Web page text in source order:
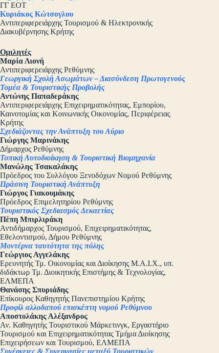
ΓΓ ΕΟΤ
Κυριάκος Κώτσογλου
Αντιπεριφερειάρχης Τουρισμού & Ηλεκτρονικής
Διακυβέρνησης Κρήτης
Ομιλητές
Μαρία Λιονή
Αντιπεριφερειάρχης Ρεθύμνης
Γεωργική Σχολή Ασωμάτων – Διασύνδεση Πρωτογενούς
Τομέα & Τουριστικής Προβολής
Αντώνης Παπαδεράκης
Αντιπεριφερειάρχης Επιχειρηματικότητας, Εμπορίου,
Καινοτομίας και Κοινωνικής Οικονομίας, Περιφέρειας
Κρήτης
Σχεδιάζοντας την Ανάπτυξη του Αύριο
Γιώργης Μαρινάκης
Δήμαρχος Ρεθύμνης
Τοπική Αυτοδιοίκηση & Τουριστική Βιομηχανία
Μανώλης Τσακαλάκης
Πρόεδρος του Συλλόγου Ξενοδόχων Νομού Ρεθύμνης
Πράσινη Τουριστική Ανάπτυξη
Γιώργος Γιακουμάκης
Πρόεδρος Επιμελητηρίου Ρεθύμνης
Τουριστικός Σχεδιασμός Δεκαετίας
Πέπη Μπιρλιράκη
Αντιδήμαρχος Τουρισμού, Επιχειρηματικότητας,
Εθελοντισμού, Δήμου Ρεθύμνης
Μοντέρνα ταυτότητα της πόλης
Γεώργιος Αγγελάκης
Ερευνητής Τμ. Οικονομίας και Διοίκησης Μ.Α.Ι.Χ., υπ.
διδάκτωρ Τμ. Διοικητικής Επιστήμης & Τεχνολογίας,
ΕΛΜΕΠΑ
Θανάσης Σπυριάδης
Επίκουρος Καθηγητής Πανεπιστημίου Κρήτης
Προφίλ αλλοδαπού επισκέπτη νομού Ρεθύμνου
Αποστολάκης Αλέξανδρος
Αν. Καθηγητής Τουριστικού Μάρκετινγκ, Εργαστήριο
Τουρισμού και Επιχειρηματικότητας Τμήμα Διοίκησης
Επιχειρήσεων και Τουρισμού, ΕΛΜΕΠΑ
Συνέργειες & Συνεργασίες μεταξύ Τουριστικών